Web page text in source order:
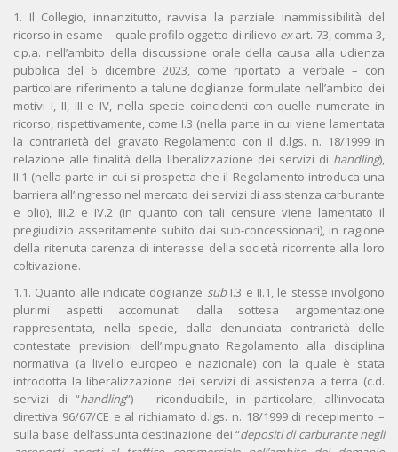
1. Il Collegio, innanzitutto, ravvisa la parziale inammissibilità del
ricorso in esame – quale profilo oggetto di rilievo exart. 73, comma 3,
c.p.a. nell’ambito della discussione orale della causa alla udienza
pubblica del 6 dicembre 2023, come riportato a verbale – con
particolare riferimento a talune doglianze formulate nell’ambito dei
motivi I, II, III e IV, nella specie coincidenti con quelle numerate in
ricorso, rispettivamente, come I.3 (nella parte in cui viene lamentata
la contrarietà del gravato Regolamento con il d.lgs. n. 18/1999 in
relazione alle finalità della liberalizzazione dei servizi di handling),
II.1 (nella parte in cui si prospetta che il Regolamento introduca una
barriera all’ingresso nel mercato dei servizi di assistenza carburante
e olio), III.2 e IV.2 (in quanto con tali censure viene lamentato il
pregiudizio asseritamente subito dai sub-concessionari), in ragione
della ritenuta carenza di interesse della società ricorrente alla loro
coltivazione.
1.1. Quanto alle indicate doglianze subI.3 e II.1, le stesse involgono
plurimi aspetti accomunati dalla sottesa argomentazione
rappresentata, nella specie, dalla denunciata contrarietà delle
contestate previsioni dell’impugnato Regolamento alla disciplina
normativa (a livello europeo e nazionale) con la quale è stata
introdotta la liberalizzazione dei servizi di assistenza a terra (c.d.
servizi di “handling”) – riconducibile, in particolare, all’invocata
direttiva 96/67/CE e al richiamato d.lgs. n. 18/1999 di recepimento –
sulla base dell’assunta destinazione dei “depositi di carburante negli